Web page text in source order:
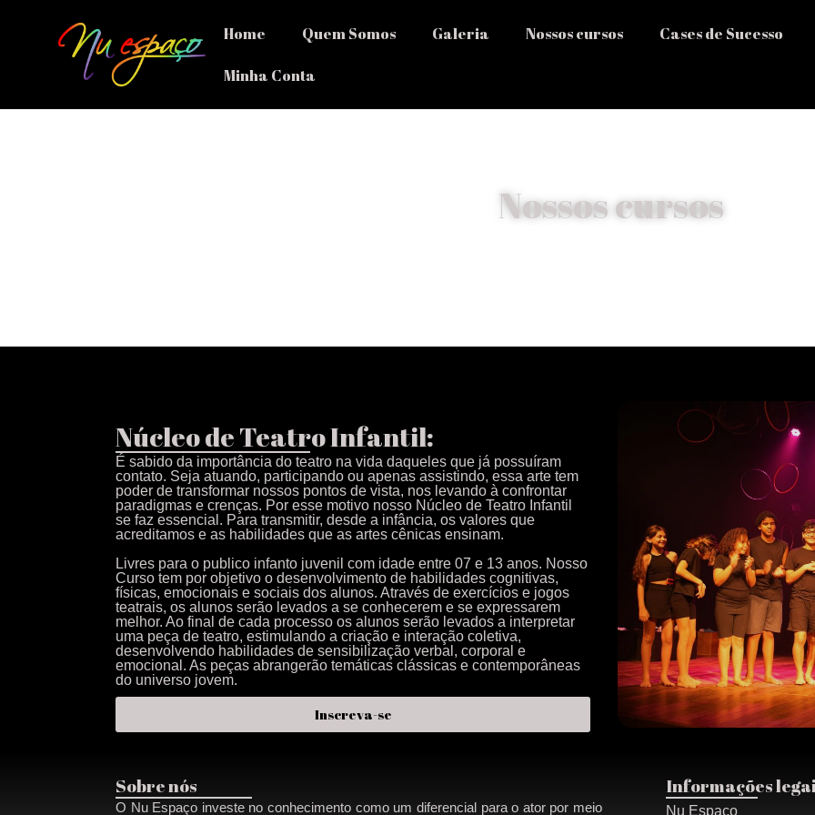
Home Quem Somos Galeria Nossos cursos Cases de Sucesso
Minha Conta
Nossos cursos
Núcleo de Teatro Infantil:
É sabido da importância do teatro na vida daqueles que já possuíram
contato. Seja atuando, participando ou apenas assistindo, essa arte tem
poder de transformar nossos pontos de vista, nos levando à confrontar
paradigmas e crenças. Por esse motivo nosso Núcleo de Teatro Infantil
se faz essencial. Para transmitir, desde a infância, os valores que
acreditamos e as habilidades que as artes cênicas ensinam.
Livres para o publico infanto juvenil com idade entre 07 e 13 anos. Nosso
Curso tem por objetivo o desenvolvimento de habilidades cognitivas,
físicas, emocionais e sociais dos alunos. Através de exercícios e jogos
teatrais, os alunos serão levados a se conhecerem e se expressarem
melhor. Ao final de cada processo os alunos serão levados a interpretar
uma peça de teatro, estimulando a criação e interação coletiva,
desenvolvendo habilidades de sensibilização verbal, corporal e
emocional. As peças abrangerão temáticas clássicas e contemporâneas
do universo jovem.
Inscreva-se
Sobre nós
O Nu Espaço investe no conhecimento como um diferencial para o ator por meio
Informações
Nu Espaço